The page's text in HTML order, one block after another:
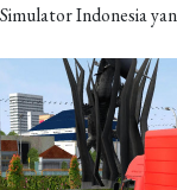
Indonesia